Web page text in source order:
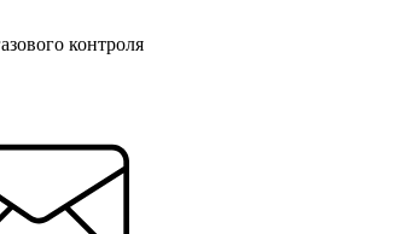
контроля